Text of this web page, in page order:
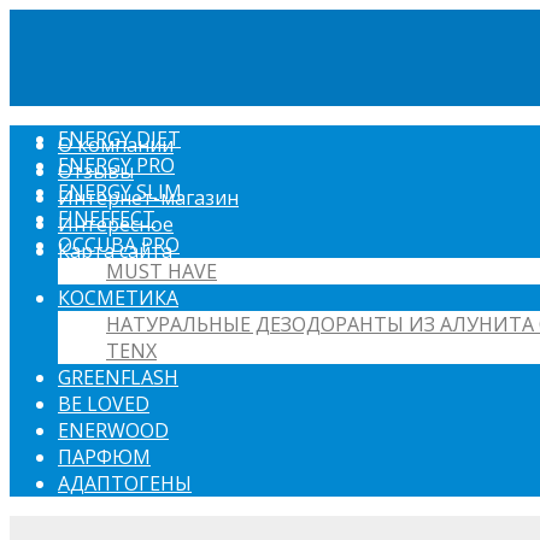
О компании
Отзывы
Интернет-магазин
Интересное
Карта сайта
ENERGY DIET
ENERGY PRO
ENERGY SLIM
FINEFFECT
OCCUBA PRO
MUST HAVE
КОСМЕТИКА
НАТУРАЛЬНЫЕ ДЕЗОДОРАНТЫ ИЗ АЛУНИТА
TENX
GREENFLASH
BE LOVED
ENERWOOD
ПАРФЮМ
АДАПТОГЕНЫ